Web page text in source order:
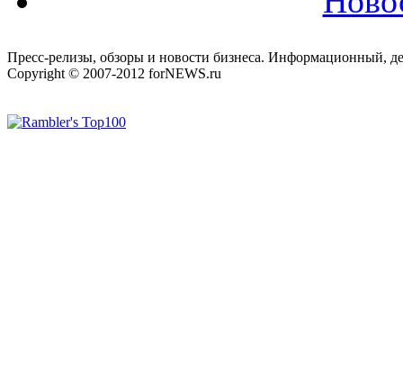
Пресс-релизы, обзоры и новости бизнеса. Информационный,
Copyright © 2007-2012 forNEWS.ru